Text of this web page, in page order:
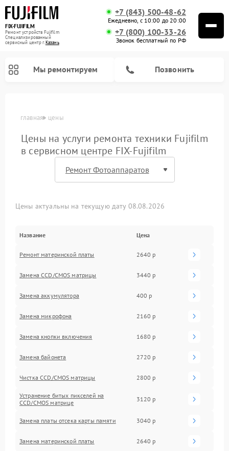
FIX-FUJIFILM
Ремонт устройств Fujifilm
Специализированный
cервисный центр г.Казань
+7 (843) 500-48-62
Ежедневно, с 10:00 до 20:00
+7 (800) 100-33-26
Звонок бесплатный по РФ
Мы ремонтируем Позвонить
главная цены
Цены на услуги ремонта техники Fujifilm
в сервисном центре FIX-Fujifilm
Цены актуальны на текущую дату 08.08.2026
Название Цена
Ремонт материнской платы 2640 р
Замена CCD/CMOS матрицы 3440 р
Замена аккумулятора 400 р
Замена микрофона 2160 р
Замена кнопки включения 1680 р
Замена байонета 2720 р
Чистка CCD/CMOS матрицы 2800 р
Устранение битых пикселей на
CCD/CMOS матрице
3120 р
Замена платы отсека карты памяти 3040 р
Замена материнской платы 2640 р